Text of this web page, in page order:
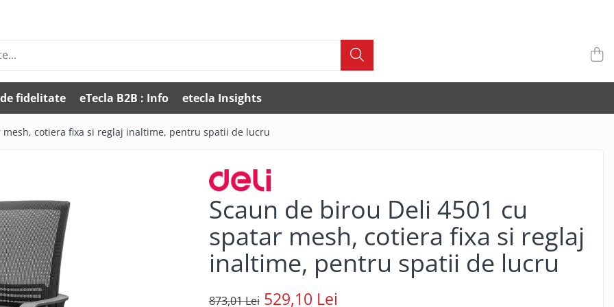
fidelitate eTecla B2B : Info etecla Insights
mesh, cotiera fixa si reglaj inaltime, pentru spatii de lucru
Scaun de birou Deli 4501 cu
spatar mesh, cotiera fixa si reglaj
inaltime, pentru spatii de lucru
873,01 Lei 529,10 Lei